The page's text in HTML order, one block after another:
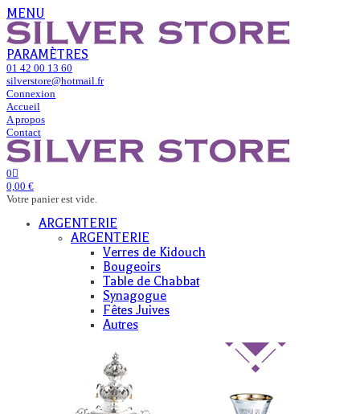
MENU
PARAMÈTRES
01 42 00 13 60
silverstore@hotmail.fr
Connexion
Accueil
A propos
Contact
0
0,00 €
Votre panier est vide.
ARGENTERIE
ARGENTERIE
Verres de Kidouch
Bougeoirs
Table de Chabbat
Synagogue
Fêtes Juives
Autres